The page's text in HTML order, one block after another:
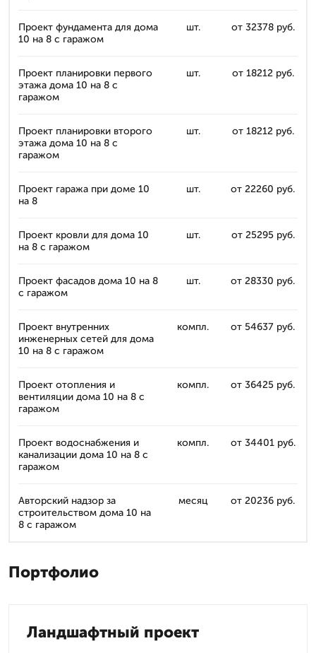
Проект фундамента для дома
10 на 8 с гаражом
шт. от 32378 руб.
Проект планировки первого
этажа дома 10 на 8 с
гаражом
шт. от 18212 руб.
Проект планировки второго
этажа дома 10 на 8 с
гаражом
шт. от 18212 руб.
Проект гаража при доме 10
на 8
шт. от 22260 руб.
Проект кровли для дома 10
на 8 с гаражом
шт. от 25295 руб.
Проект фасадов дома 10 на 8
с гаражом
шт. от 28330 руб.
Проект внутренних
инженерных сетей для дома
10 на 8 с гаражом
компл. от 54637 руб.
Проект отопления и
вентиляции дома 10 на 8 с
гаражом
компл. от 36425 руб.
Проект водоснабжения и
канализации дома 10 на 8 с
гаражом
компл. от 34401 руб.
Авторский надзор за
строительством дома 10 на
8 с гаражом
месяц от 20236 руб.
Портфолио
Ландшафтный проект